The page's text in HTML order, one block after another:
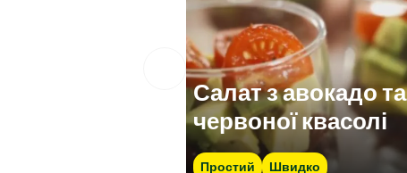
Салат з авокадо та
червоної квасолі
Простий Швидко